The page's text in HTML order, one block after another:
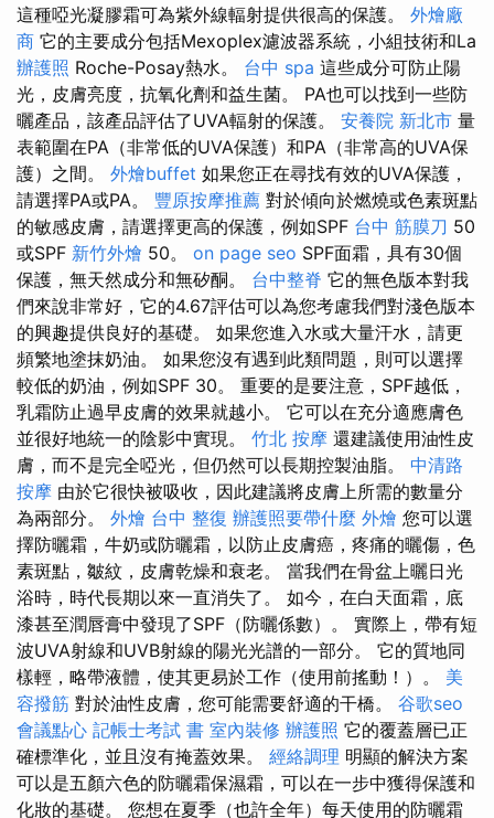
這種啞光凝膠霜可為紫外線輻射提供很高的保護。 外燴廠
商 它的主要成分包括Mexoplex濾波器系統，小組技術和La
辦護照 Roche-Posay熱水。 台中 spa 這些成分可防止陽
光，皮膚亮度，抗氧化劑和益生菌。 PA也可以找到一些防
曬產品，該產品評估了UVA輻射的保護。 安養院 新北市 量
表範圍在PA（非常低的UVA保護）和PA（非常高的UVA保
護）之間。 外燴buffet 如果您正在尋找有效的UVA保護，
請選擇PA或PA。 豐原按摩推薦 對於傾向於燃燒或色素斑點
的敏感皮膚，請選擇更高的保護，例如SPF 台中 筋膜刀 50
或SPF 新竹外燴 50。 on page seo SPF面霜，具有30個
保護，無天然成分和無矽酮。 台中整脊 它的無色版本對我
們來說非常好，它的4.67評估可以為您考慮我們對淺色版本
的興趣提供良好的基礎。 如果您進入水或大量汗水，請更
頻繁地塗抹奶油。 如果您沒有遇到此類問題，則可以選擇
較低的奶油，例如SPF 30。 重要的是要注意，SPF越低，
乳霜防止過早皮膚的效果就越小。 它可以在充分適應膚色
並很好地統一的陰影中實現。 竹北 按摩 還建議使用油性皮
膚，而不是完全啞光，但仍然可以長期控製油脂。 中清路
按摩 由於它很快被吸收，因此建議將皮膚上所需的數量分
為兩部分。 外燴 台中 整復 辦護照要帶什麼 外燴 您可以選
擇防曬霜，牛奶或防曬霜，以防止皮膚癌，疼痛的曬傷，色
素斑點，皺紋，皮膚乾燥和衰老。 當我們在骨盆上曬日光
浴時，時代長期以來一直消失了。 如今，在白天面霜，底
漆甚至潤唇膏中發現了SPF（防曬係數）。 實際上，帶有短
波UVA射線和UVB射線的陽光光譜的一部分。 它的質地同
樣輕，略帶液體，使其更易於工作（使用前搖動！）。 美
容撥筋 對於油性皮膚，您可能需要舒適的干橋。 谷歌seo
會議點心 記帳士考試 書 室內裝修 辦護照 它的覆蓋層已正
確標準化，並且沒有掩蓋效果。 經絡調理 明顯的解決方案
可以是五顏六色的防曬霜保濕霜，可以在一步中獲得保護和
化妝的基礎。 您想在夏季（也許全年）每天使用的防曬霜